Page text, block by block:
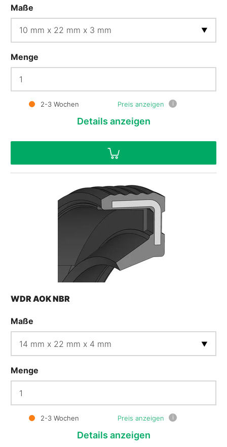
Maße
Menge
Preis anzeigen i
2-3 Wochen
Details anzeigen
WDR AOK NBR
Maße
Menge
Preis anzeigen i
2-3 Wochen
Details anzeigen